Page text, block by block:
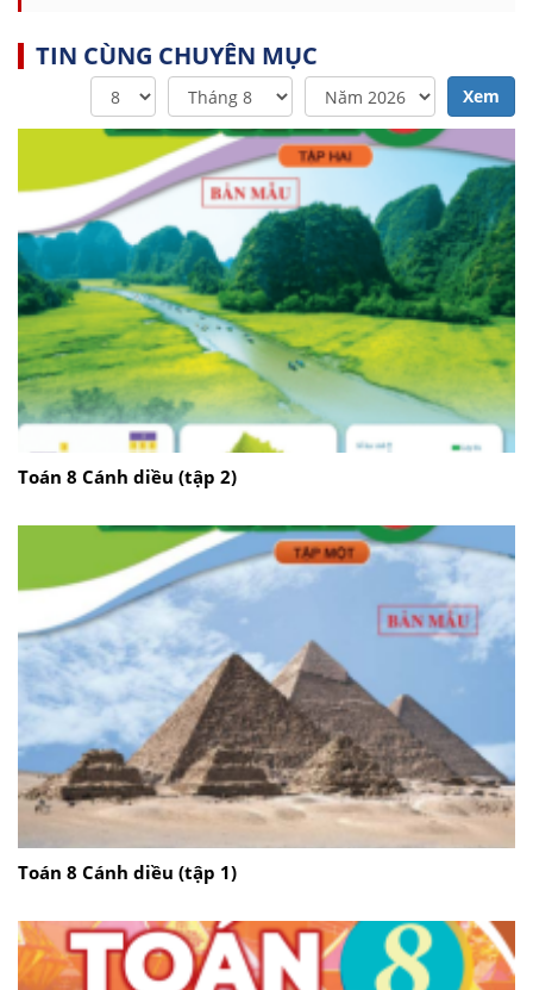
TIN CÙNG CHUYÊN MỤC
Xem
Toán 8 Cánh diều (tập 2)
Toán 8 Cánh diều (tập 1)